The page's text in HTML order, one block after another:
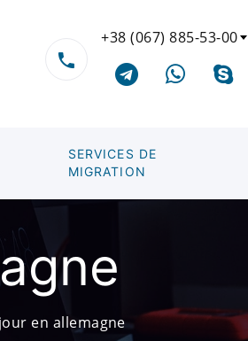
+38 (067) 885-53-00
SERVICES DE
MIGRATION
en allemagne